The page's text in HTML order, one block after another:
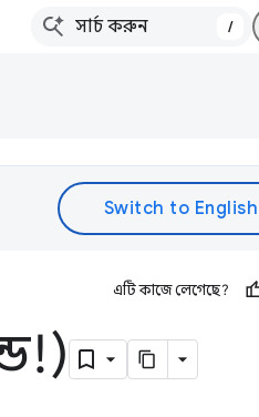
/
এটি কাজে লেগেছে?